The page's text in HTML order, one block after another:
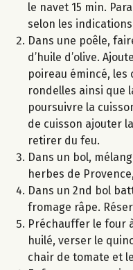
le navet 15 min.
selon les
Dans une poêle,
d’huile d’olive.
poireau émincé, les
rondelles ainsi que
poursuivre la
de cuisson ajouter
retirer du feu.
Dans un bol,
herbes de
Dans un 2nd bol
fromage râpe.
Préchauffer le four
huilé, verser le
chair de tomate et